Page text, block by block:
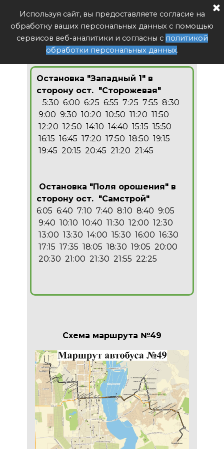
Используя сайт, вы предоставляете согласие на
обработку ваших персональных данных с помощью
сервисов веб-аналитики и согласны с политикой
обработки персональных данных.
Поиск
49 Западный 1 - Поля
орошения
Остановка "Западный 1" в
сторону ост. "Сторожевая"
5:30 6:00 6:25 6:55 7:25 7:55 8:30
9:00 9:30 10:20 10:50 11:20 11:50
12:20 12:50 14:10 14:40 15:15 15:50
16:15 16:45 17:20 17:50 18:50 19:15
19:45 20:15 20:45 21:20 21:45
Остановка "Поля орошения" в
сторону ост. "Самстрой"
6:05 6:40 7:10 7:40 8:10 8:40 9:05
9:40 10:10 10:40 11:30 12:00 12:30
13:00 13:30 14:00 15:30 16:00 16:30
17:15 17:35 18:05 18:30 19:05 20:00
20:30 21:00 21:30 21:55 22:25
Схема маршрута №49